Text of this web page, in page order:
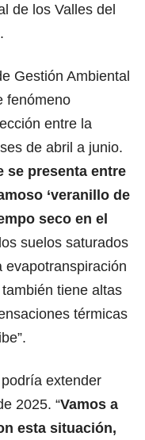
de los Valles del
Gestión Ambiental
fenómeno
entre la
de abril a junio.
se presenta entre
‘veranillo de
seco en el
suelos saturados
evapotranspiración
tiene altas
térmicas
extender
2025. “Vamos a
esta situación,